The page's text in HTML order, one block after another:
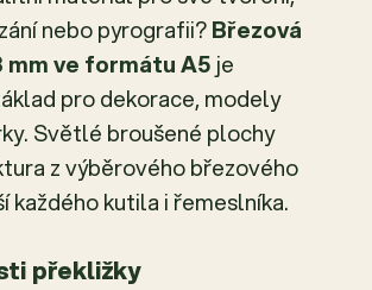
nebo pyrografii?Březová
mm ve formátu A5 je
pro dekorace, modely
Světlé broušené plochy
z výběrového březového
každého kutila i řemeslníka.
překližky